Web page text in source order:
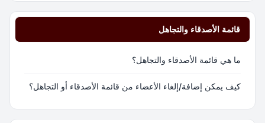
قائمة الأصدقاء والتجاهل
ما هي قائمة الأصدقاء والتجاهل؟
كيف يمكن إضافة/إلغاء الأعضاء من قائمة الأصدقاء أو التجاهل؟